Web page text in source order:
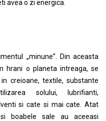
avea o zi energica.
„minune”. Din aceasta
hrani o planeta intreaga, se
creioane, textile, substante
solului, lubrifianti,
si cate si mai cate. Atat
boabele sale au aceeasi